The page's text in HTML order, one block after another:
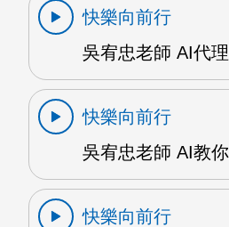
快樂向前行
吳宥忠老師 AI代
快樂向前行
吳宥忠老師 AI教
快樂向前行